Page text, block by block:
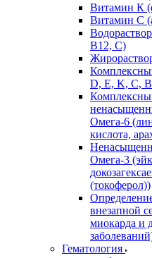
Витамин К
Витамин С
В12, С)
D, E, K, C,
Омега-6
кислота,
Омега-3
(токоферол))
внезапной
миокарда и
Гематология